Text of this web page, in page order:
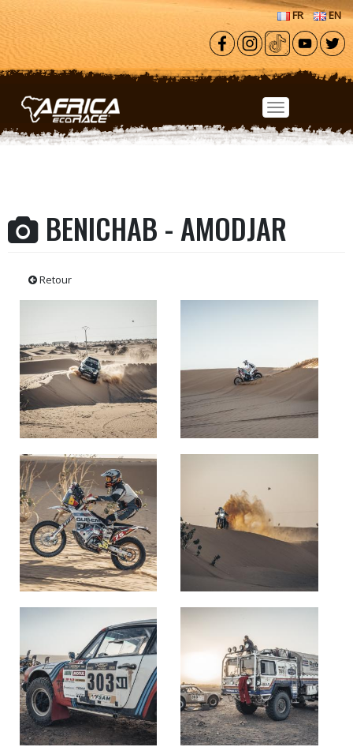
Aller au contenu principal
FR EN
BENICHAB - AMODJAR
Retour